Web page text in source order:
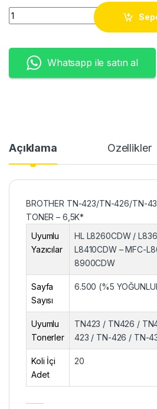
BROTHER TN-423/TN-426/TN-
Whatsapp ile satın al
Açıklama Özellikler
BROTHER TN-423/TN-426/TN-
TONER – 6,5K*
Uyumlu
Yazıcılar
HL L8260CDW /
L8410CDW – MFC-
8900CDW
Sayfa
Sayısı
6.500 (%5
Uyumlu
Tonerler
TN423 / TN426 /
423 / TN-426 / TN-
Koli İçi
Adet
20